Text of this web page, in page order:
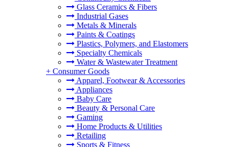
Glass Ceramics & Fibers
Industrial Gases
Metals & Minerals
Paints & Coatings
Plastics, Polymers, and Elastomers
Specialty Chemicals
Water & Wastewater Treatment
+ Consumer Goods
Apparel, Footwear & Accessories
Appliances
Baby Care
Beauty & Personal Care
Gaming
Home Products & Utilities
Retailing
Sports & Fitness